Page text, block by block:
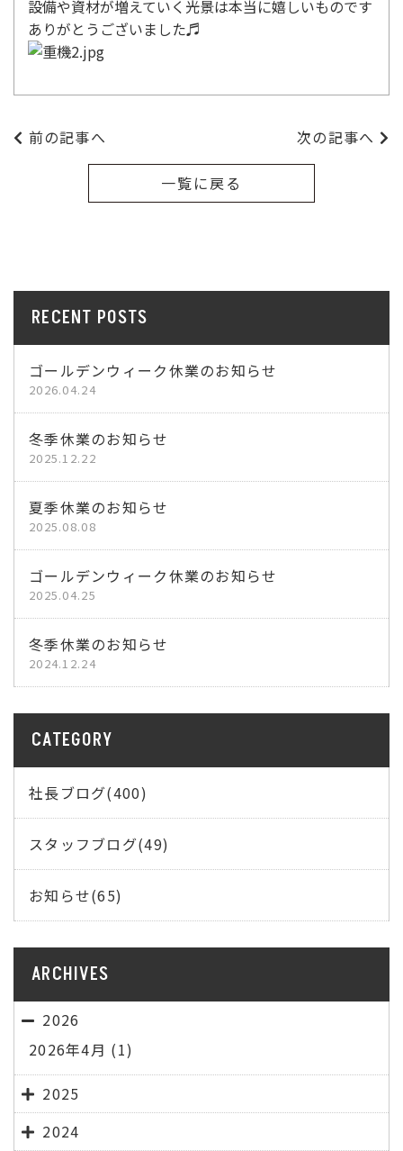
設備や資材が増えていく光景は本当に嬉しいものです
ありがとうございました♬
前の記事へ 次の記事へ
一覧に戻る
RECENT POSTS
ゴールデンウィーク休業のお知らせ
2026.04.24
冬季休業のお知らせ
2025.12.22
夏季休業のお知らせ
2025.08.08
ゴールデンウィーク休業のお知らせ
2025.04.25
冬季休業のお知らせ
2024.12.24
CATEGORY
社長ブログ(400)
スタッフブログ(49)
お知らせ(65)
ARCHIVES
2026
2026年4月 (1)
2025
2024